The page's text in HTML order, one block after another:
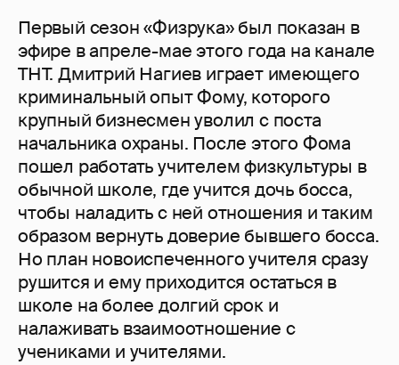
Первый сезон «Физрука» был показан в
эфире в апреле-мае этого года на канале
ТНТ. Дмитрий Нагиев играет имеющего
криминальный опыт Фому, которого
крупный бизнесмен уволил с поста
начальника охраны. После этого Фома
пошел работать учителем физкультуры в
обычной школе, где учится дочь босса,
чтобы наладить с ней отношения и таким
образом вернуть доверие бывшего босса.
Но план новоиспеченного учителя сразу
рушится и ему приходится остаться в
школе на более долгий срок и
налаживать взаимоотношение с
учениками и учителями.